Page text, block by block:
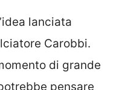
lanciata
Carobbi.
di grande
pensare